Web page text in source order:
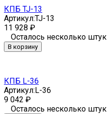
КПБ TJ-13
Артикул:TJ-13
11 928 ₽
Осталось несколько штук
В корзину
КПБ L-36
Артикул:L-36
9 042 ₽
Осталось несколько штук